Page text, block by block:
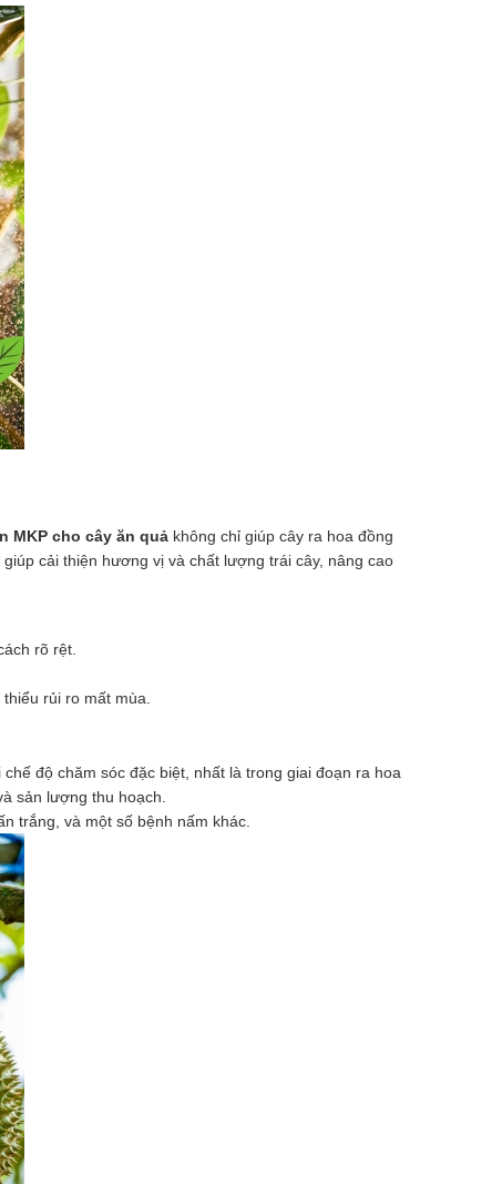
MKP cho cây ăn quả không chỉ giúp cây ra hoa đồng
cải thiện hương vị và chất lượng trái cây, nâng cao
rõ rệt.
rủi ro mất mùa.
chế độ chăm sóc đặc biệt, nhất là trong giai đoạn ra hoa
sản lượng thu hoạch.
trắng, và một số bệnh nấm khác.